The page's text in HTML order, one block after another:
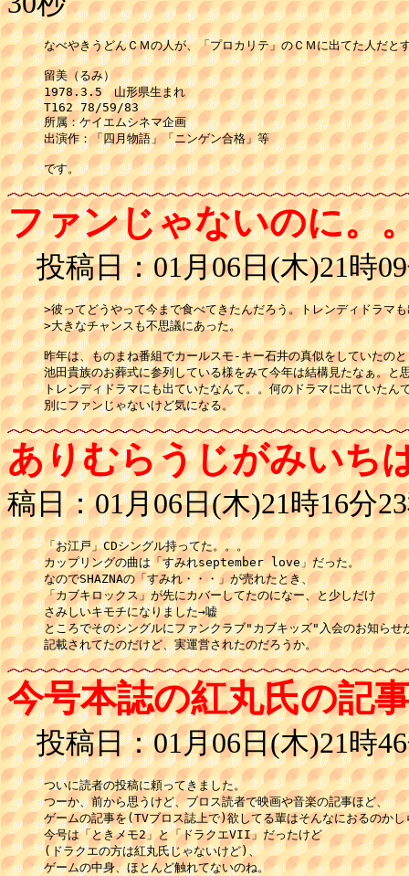
なべやきうどんＣＭの人が、「プロカリテ」のＣＭに出てた人だと
留美（るみ）
1978.3.5　山形県生まれ
T162 78/59/83
所属：ケイエムシネマ企画
出演作：「四月物語」「ニンゲン合格」等
です。
ファンじゃないのに。
投稿日：01月06日(木)21時
>彼ってどうやって今まで食べてきたんだろう。トレンディドラマ
>大きなチャンスも不思議にあった。
昨年は、ものまね番組でカールスモ-キー石井の真似をしていたのと
池田貴族のお葬式に参列している様をみて今年は結構見たなぁ。と
トレンディドラマにも出ていたなんて。。何のドラマに出ていたん
ありむらうじがみいち
稿日：01月06日(木)21時16分
「お江戸」CDシングル持ってた。。。
カップリングの曲は「すみれseptember love」だった。
なのでSHAZNAの「すみれ・・・」が売れたとき、
「カブキロックス」が先にカバーしてたのになー、と少しだけ
さみしいキモチになりました→嘘
ところでそのシングルにファンクラブ"カブキッズ"入会のお知らせ
記載されてたのだけど、実運営されたのだろうか。
今号本誌の紅丸氏の記
投稿日：01月06日(木)21時
ついに読者の投稿に頼ってきました。
つーか、前から思うけど、ブロス読者で映画や音楽の記事ほど、
ゲームの記事を(TVブロス誌上で)欲してる輩はそんなにおるのかし
今号は「ときメモ2」と「ドラクエVII」だったけど
(ドラクエの方は紅丸氏じゃないけど)、
ゲームの中身、ほとんど触れてないのね。